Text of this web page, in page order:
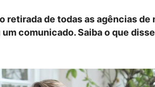
retirada de todas as agências de
comunicado. Saiba o que